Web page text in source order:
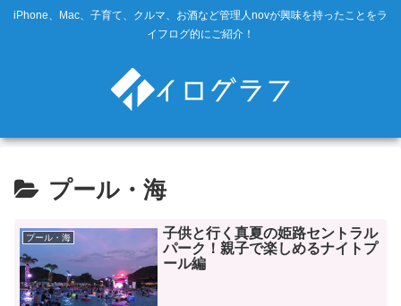
iPhone、Mac、子育て、クルマ、お酒など管理人novが興味を持ったことをラ
イフログ的にご紹介！
プール・海
プール・海
子供と行く真夏の姫路セントラル
パーク！親子で楽しめるナイトプ
ール編